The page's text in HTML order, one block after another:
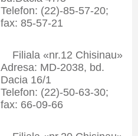
Telefon: (22)-85-57-20;
fax: 85-57-21
Filiala «nr.12 Chisinau»
Adresa: MD-2038, bd.
Dacia 16/1
Telefon: (22)-50-63-30;
fax: 66-09-66